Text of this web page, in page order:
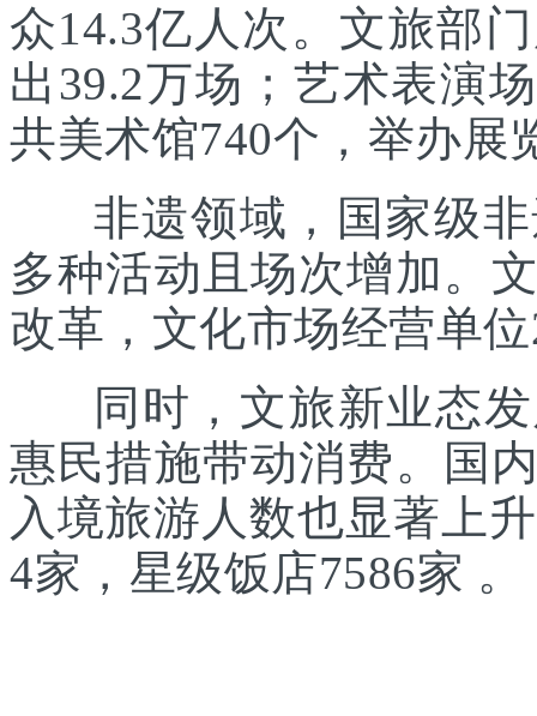
众14.3亿人次。文旅部
出39.2万场；艺术表演
共美术馆740个，举办展
非遗领域，国家级非
多种活动且场次增加。
改革，文化市场经营单
同时，文旅新业态发
惠民措施带动消费。国
入境旅游人数也显著上
4家，星级饭店7586家 。